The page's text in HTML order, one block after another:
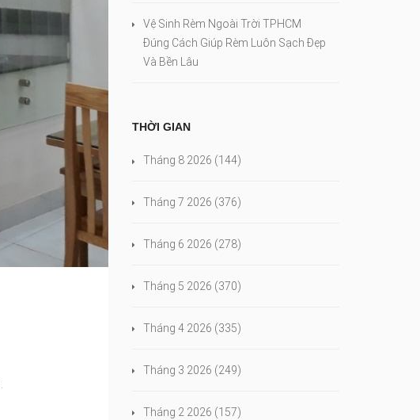
Vệ Sinh Rèm Ngoài Trời TPHCM
Đúng Cách Giúp Rèm Luôn Sạch Đẹp
Và Bền Lâu
THỜI GIAN
Tháng 8 2026 (144)
Tháng 7 2026 (376)
Tháng 6 2026 (278)
Tháng 5 2026 (370)
Tháng 4 2026 (335)
Tháng 3 2026 (249)
Tháng 2 2026 (157)